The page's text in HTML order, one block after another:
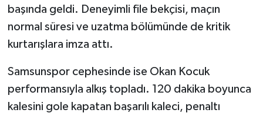
başında geldi. Deneyimli file bekçisi, maçın
normal süresi ve uzatma bölümünde de kritik
kurtarışlara imza attı.
Samsunspor cephesinde ise Okan Kocuk
performansıyla alkış topladı. 120 dakika boyunca
kalesini gole kapatan başarılı kaleci, penaltı
At Yarışı
Bisiklet
Boks
Güreş